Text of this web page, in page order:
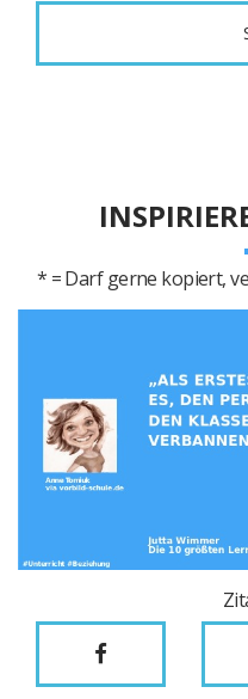
* = Darf gerne kopiert,